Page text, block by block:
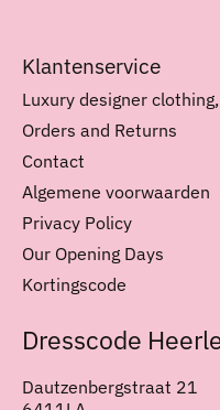
Klantenservice
Luxury designer
Orders and Returns
Contact
Algemene voorwaarden
Privacy Policy
Our Opening Days
Kortingscode
Dresscode
Dautzenbergstraat 21